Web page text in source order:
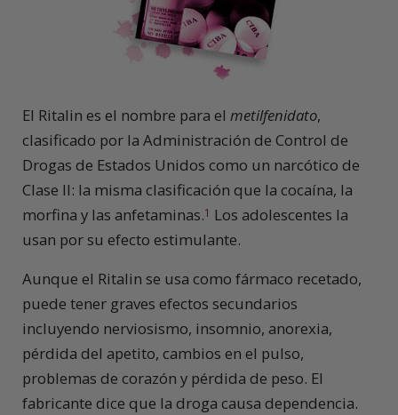
El Ritalin es el nombre para el metilfenidato,
clasificado por la Administración de Control de
Drogas de Estados Unidos como un narcótico de
Clase II: la misma clasificación que la cocaína, la
morfina y las anfetaminas.1 Los adolescentes la
usan por su efecto estimulante.
Aunque el Ritalin se usa como fármaco recetado,
puede tener graves efectos secundarios
incluyendo nerviosismo, insomnio, anorexia,
pérdida del apetito, cambios en el pulso,
problemas de corazón y pérdida de peso. El
fabricante dice que la droga causa dependencia.